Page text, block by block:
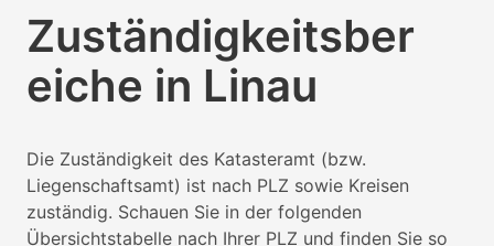
Zuständigkeitsber
eiche in Linau
Die Zuständigkeit des Katasteramt (bzw.
Liegenschaftsamt) ist nach PLZ sowie Kreisen
zuständig. Schauen Sie in der folgenden
Übersichtstabelle nach Ihrer PLZ und finden Sie so